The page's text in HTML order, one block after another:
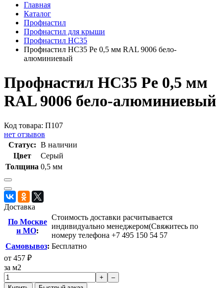
Главная
Каталог
Профнастил
Профнастил для крыши
Профнастил HC35
Профнастил НС35 Pe 0,5 мм RAL 9006 бело-
алюминиевый
Профнастил НС35 Pe 0,5 мм
RAL 9006 бело-алюминиевый
Код товара: П107
нет отзывов
Статус: В наличии
Цвет
Серый
Толщина 0,5 мм
Доставка
По Москве
и МО:
Стоимость доставки расчитывается
индивидуально менеджером(Свяжитесь по
номеру телефона +7 495 150 54 57
Самовывоз: Бесплатно
от 457 ₽
за м2
+
–